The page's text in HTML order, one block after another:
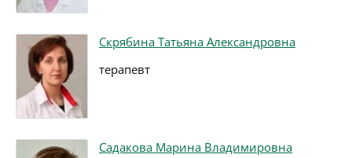
Скрябина Татьяна Александровна
терапевт
Садакова Марина Владимировна